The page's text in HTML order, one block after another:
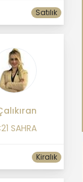
Satılık
SAHRA
Kiralık